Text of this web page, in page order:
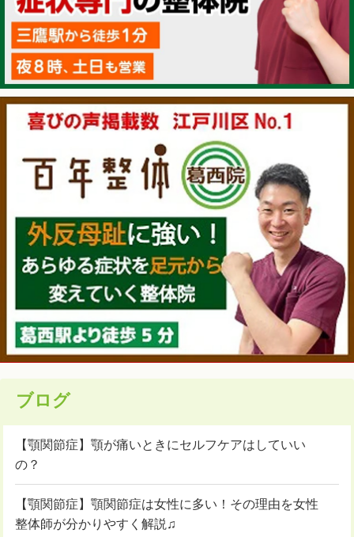
ブログ
【顎関節症】顎が痛いときにセルフケアはしていい
の？
【顎関節症】顎関節症は女性に多い！その理由を女性
整体師が分かりやすく解説♫